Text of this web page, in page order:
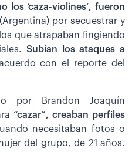
los ‘caza-violines’, fueron
(Argentina) por secuestrar y
que atrapaban fingiendo
Subían los ataques a
con el reporte del
por Brandon Joaquín
“cazar”, creaban perfiles
necesitaban fotos o
del grupo, de 21 años.